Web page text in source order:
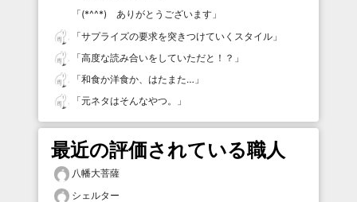
「(*^^*) ありがとうございます 」
「サプライズの要求を突きつけていくスタイル 」
「高度な読み合いをしていただと！？ 」
「和食か洋食か、はたまた… 」
「元ネタはそんなやつ。 」
最近の評価されている職人
八幡大菩薩
シェルター